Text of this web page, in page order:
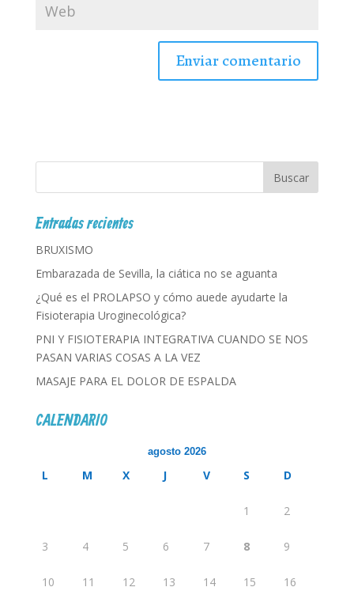
Entradas recientes
BRUXISMO
Embarazada de Sevilla, la ciática no se aguanta
¿Qué es el PROLAPSO y cómo auede ayudarte la
Fisioterapia Uroginecológica?
PNI Y FISIOTERAPIA INTEGRATIVA CUANDO SE NOS
PASAN VARIAS COSAS A LA VEZ
MASAJE PARA EL DOLOR DE ESPALDA
CALENDARIO
agosto 2026
L M X J V S D
1 2
3 4 5 6 7 8 9
10 11 12 13 14 15 16